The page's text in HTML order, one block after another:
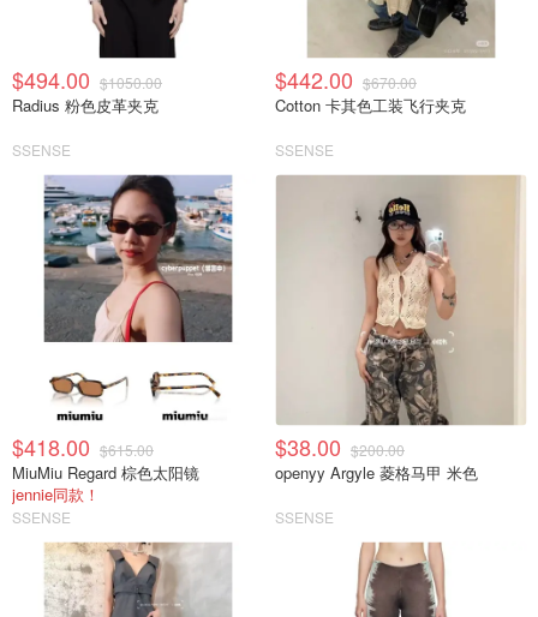
$494.00 $1050.00
Radius 粉色皮革夹克
SSENSE
$442.00 $670.00
Cotton 卡其色工装飞行夹克
SSENSE
$418.00 $615.00
MiuMiu Regard 棕色太阳镜
jennie同款！
SSENSE
$38.00 $200.00
openyy Argyle 菱格马甲 米色
SSENSE